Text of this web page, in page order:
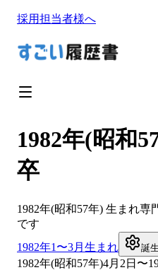
採用担当者様へ
1982年(昭和
卒
1982年(昭和57年) 生まれ専
です
1982年1〜3月生まれ 誕
1982年(昭和57年)4月 2 日〜